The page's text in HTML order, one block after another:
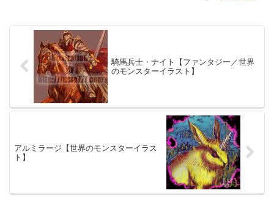
騎馬兵士・ナイト【ファンタジー／世界
のモンスターイラスト】
アルミラージ【世界のモンスターイラス
ト】